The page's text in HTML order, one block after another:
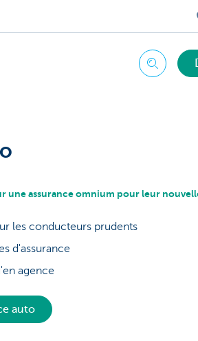
une assurance omnium pour leur
les conducteurs prudents
d'assurance
agence
auto